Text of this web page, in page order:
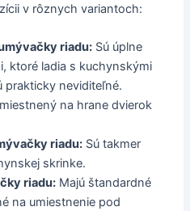
v rôznych variantoch:
riadu: Sú úplne
ktoré ladia s kuchynskými
prakticky neviditeľné.
na hrane dvierok
riadu: Sú takmer
skrinke.
riadu: Majú štandardné
na umiestnenie pod